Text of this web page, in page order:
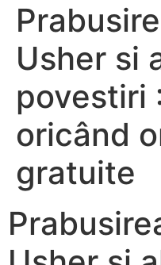
Usher si
povestiri
oricând
gratuite